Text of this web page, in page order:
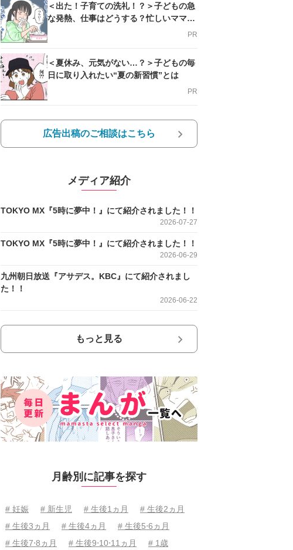
＜出た！子育ての洗礼！？＞子どもの急
な発熱、仕事はどうする？忙しいママを
PR
＜夏休み、元気がない…？＞子どもの毎
日に取り入れたい“夏の新習慣”とは
PR
広告出稿のご相談はこちら
メディア紹介
TOKYO MX『5時に夢中！』にて紹介されました！！
2026-07-27
TOKYO MX『5時に夢中！』にて紹介されました！！
2026-06-29
九州朝日放送『アサデス。KBC』にて紹介されまし
た！！
2026-06-22
もっと見る
月齢別に記事を探す
# 妊娠 # 新生児 # 生後1ヵ月
# 生後2ヵ月
# 生後3ヵ月
# 生後4ヵ月
# 生後5⋅6ヵ月
# 生後7⋅8ヵ月
# 生後9⋅10⋅11ヵ月
# 1歳